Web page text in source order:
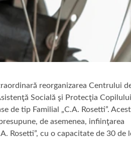
reorganizarea Centrului
Socială şi Protecţia
de tip Familial „C.A. Rosetti”.
de asemenea, infiinţarea
Rosetti”, cu o capacitate de 30 de